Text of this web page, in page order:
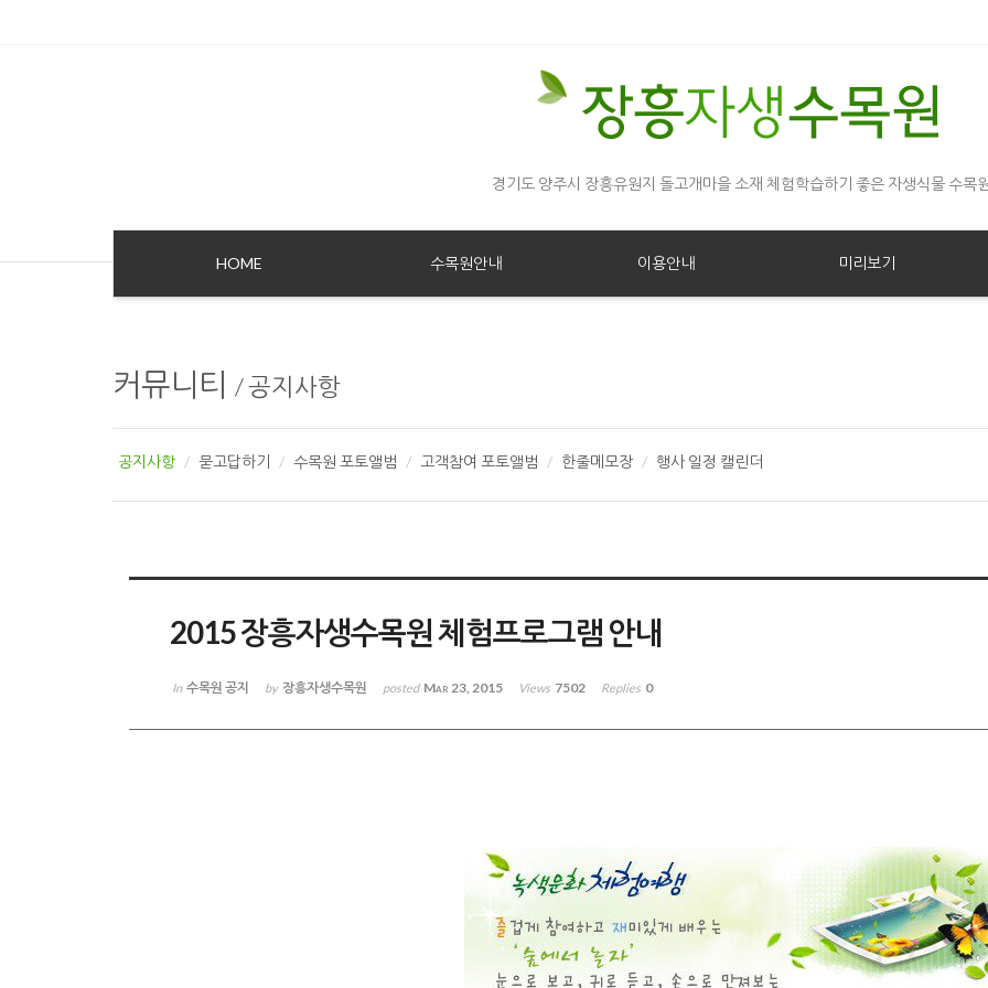
경기도 양주시 장흥유원지 돌고개마을 소재 체험학습하기 좋은 자생식물 수목
HOME 수목원안내 이용안내 미리보기
커뮤니티 /공지사항
공지사항 묻고답하기 수목원 포토앨범 고객참여 포토앨범 한줄메모장 행사 일정 캘린더
2015 장흥자생수목원 체험프로그램 안내
In 수목원 공지 by 장흥자생수목원 posted Mar 23, 2015 Views 7502 Replies 0